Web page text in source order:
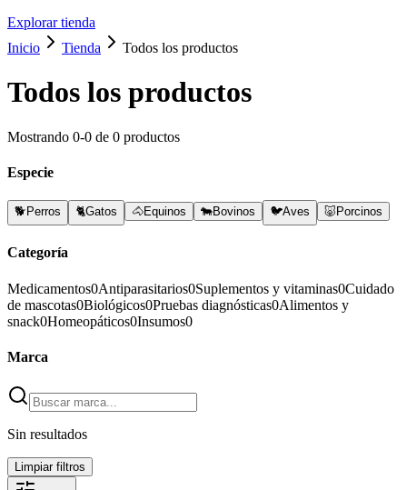
Explorar tienda
Inicio
Tienda Todos los productos
Todos los productos
Mostrando 0-0 de 0 productos
Especie
🐕 Perros 🐈Gatos 🐴Equinos 🐄Bovinos 🐦Aves 🐷 Porcinos
Categoría
Medicamentos0Antiparasitarios0Suplementos y vitaminas0Cuidado
de mascotas0Biológicos0Pruebas diagnósticas0Alimentos y
snack0Homeopáticos0Insumos0
Marca
Sin resultados
Limpiar filtros